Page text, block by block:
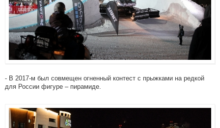
- В 2017-м был совмещен огненный контест с прыжками на редкой
для России фигуре – пирамиде.